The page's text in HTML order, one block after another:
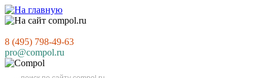
8 (495) 798-49-63
pro@compol.ru